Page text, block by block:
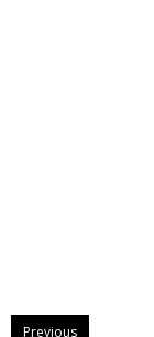
Previous